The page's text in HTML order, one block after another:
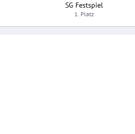
SG Festspiel
1. Platz